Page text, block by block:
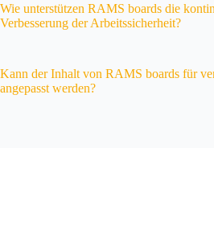
Wie unterstützen RAMS boards die
Verbesserung der Arbeitssicherheit?
Kann der Inhalt von RAMS boards für
angepasst werden?